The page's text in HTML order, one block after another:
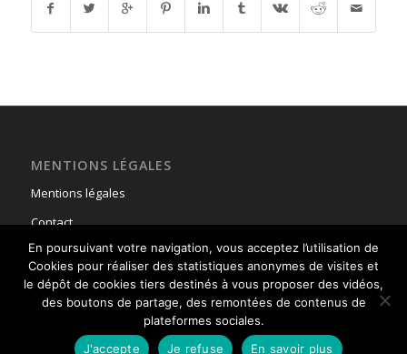
MENTIONS LÉGALES
Mentions légales
Contact
© Copyright - Union Nationale des Parachutistes -powered by Enfold
En poursuivant votre navigation, vous acceptez l’utilisation de
Cookies pour réaliser des statistiques anonymes de visites et
le dépôt de cookies tiers destinés à vous proposer des vidéos,
des boutons de partage, des remontées de contenus de
plateformes sociales.
J'accepte
Je refuse En savoir plus